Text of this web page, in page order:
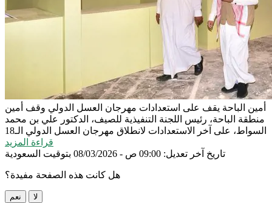
أمين الباحة يقف على استعدادات مهرجان العسل الدولي وقف أمين
منطقة الباحة، رئيس اللجنة التنفيذية للصيف، الدكتور علي بن محمد
السواط، على آخر الاستعدادات لانطلاق مهرجان العسل الدولي الـ18
قراءة المزيد
تاريخ آخر تعديل: 09:00 ص - 08/03/2026 بتوقيت السعودية
هل كانت هذه الصفحة مفيدة؟
نعم لا